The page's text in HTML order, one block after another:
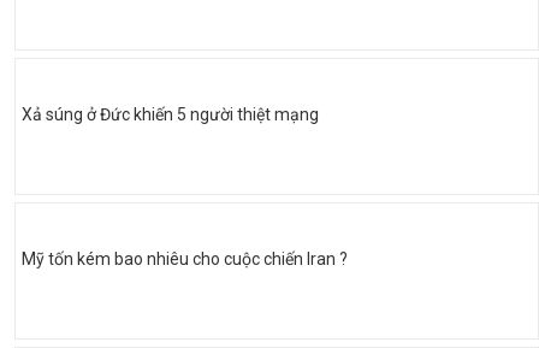
Xả súng ở Đức khiến 5 người thiệt mạng
Mỹ tốn kém bao nhiêu cho cuộc chiến Iran ?